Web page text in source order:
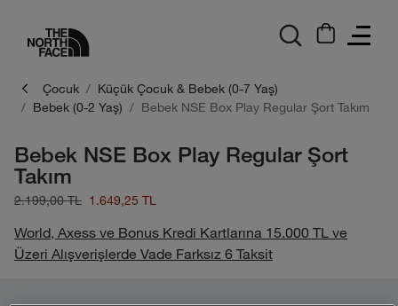
Çocuk
Küçük Çocuk & Bebek (0-7 Yaş)
Bebek (0-2 Yaş)
Bebek NSE Box Play Regular Şort Takım
Bebek NSE Box Play Regular Şort
Takım
1.649,25 TL
2.199,00 TL
World, Axess ve Bonus Kredi Kartlarına 15.000 TL ve
Üzeri Alışverişlerde Vade Farksız 6 Taksit